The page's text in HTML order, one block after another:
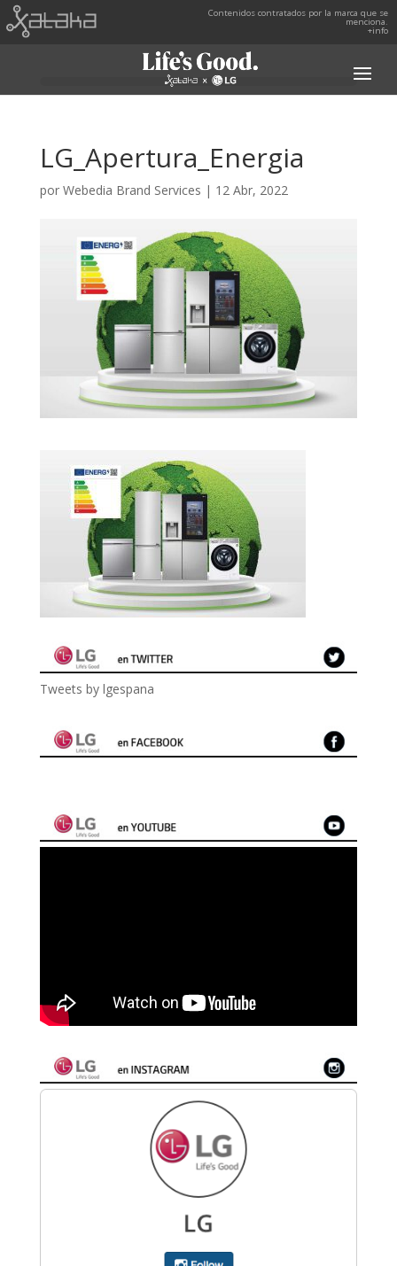
Contenidos contratados por la marca que se
menciona.
+info
LG_Apertura_Energia
por Webedia Brand Services | 12 Abr, 2022
Tweets by lgespana